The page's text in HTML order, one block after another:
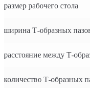
размер рабочего стола
ширина Т-образных
расстояние между Т-
количество Т-образных